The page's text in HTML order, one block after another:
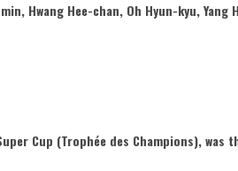
Hwang Hee-chan, Oh Hyun-kyu,
Cup (Trophée des Champions),